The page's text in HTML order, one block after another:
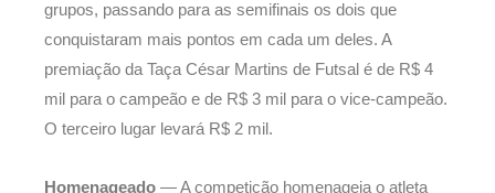
grupos, passando para as semifinais os dois que
conquistaram mais pontos em cada um deles. A
premiação da Taça César Martins de Futsal é de R$ 4
mil para o campeão e de R$ 3 mil para o vice-campeão.
O terceiro lugar levará R$ 2 mil.
Homenageado — A competição homenageia o atleta